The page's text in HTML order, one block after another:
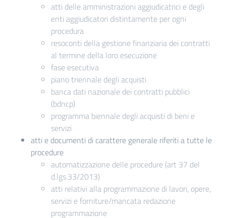
atti delle amministrazioni aggiudicatrici e degli
enti aggiudicatori distintamente per ogni
procedura
resoconti della gestione finanziaria dei contratti
al termine della loro esecuzione
fase esecutiva
piano triennale degli acquisti
banca dati nazionale dei contratti pubblici
(bdncp)
programma biennale degli acquisti di beni e
servizi
atti e documenti di carattere generale riferiti a tutte le
procedure
automatizzazione delle procedure (art 37 del
d.lgs.33/2013)
atti relativi alla programmazione di lavori, opere,
servizi e forniture/mancata redazione
programmazione